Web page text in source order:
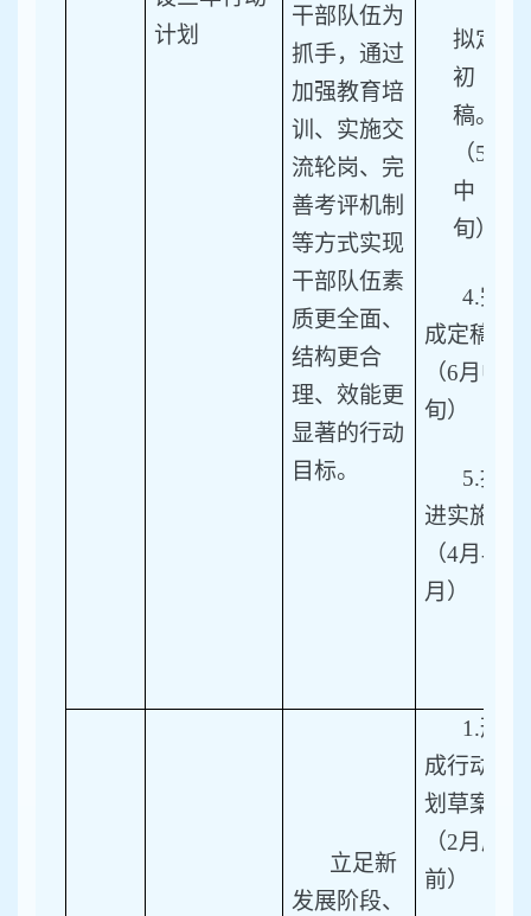
计划
干部队伍为
抓手，通过
加强教育培
训、实施交
流轮岗、完
善考评机制
等方式实现
干部队伍素
质更全面、
结构更合
理、效能更
显著的行动
目标。
拟定
初
稿。
（5月
中
旬）
4.完
成定稿。
（6月中
旬）
5.推
进实施。
（4月-11
月）
立足新
发展阶段、
1.形
成行动计
划草案。
（2月底
前）